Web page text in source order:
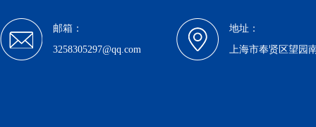
邮箱：
3258305297@qq.com
地址：
上海市奉贤区望园